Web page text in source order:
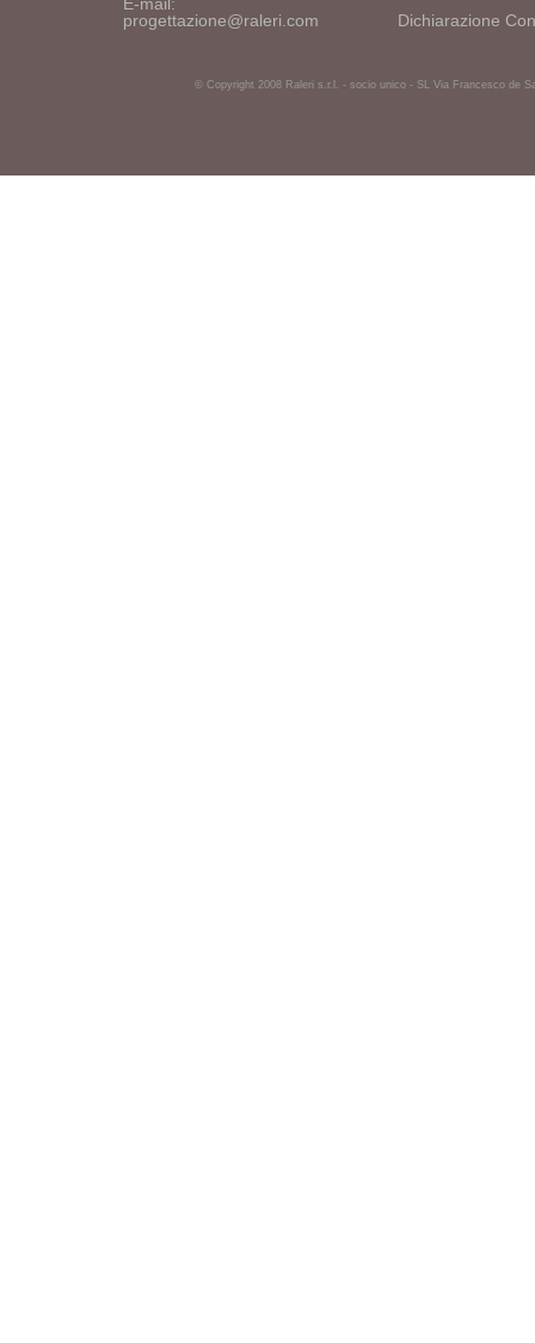
progettazione@raleri.com
Dichiarazione
© Copyright 2008 Raleri s.r.l. - socio unico - SL Via Francesco de